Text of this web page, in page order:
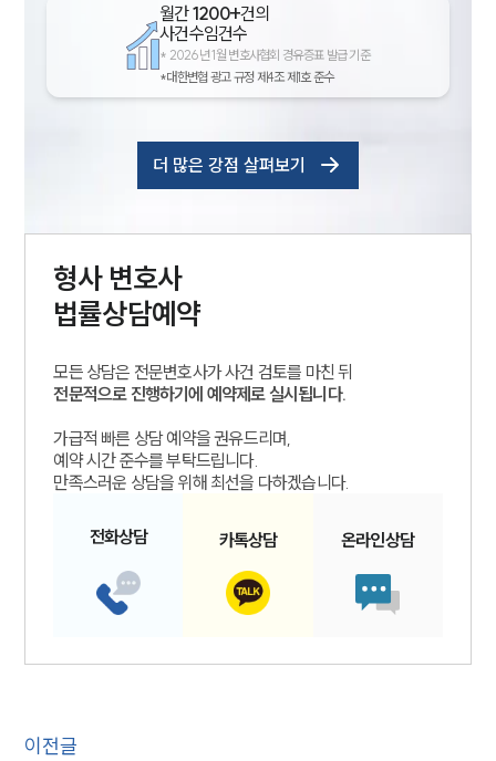
월간1200+건의
사건수임건수
* 2026년 1월 변호사협회 경유증표 발급 기준
*대한변협 광고 규정 제4조 제1호 준수
더 많은 강점 살펴보기
형사변호사
법률상담예약
모든 상담은 전문변호사가 사건 검토를 마친 뒤
전문적으로 진행하기에 예약제로 실시됩니다.
가급적 빠른 상담 예약을 권유드리며,
예약 시간 준수를 부탁드립니다.
만족스러운 상담을 위해 최선을 다하겠습니다.
전화상담 카톡상담 온라인상담
이전글